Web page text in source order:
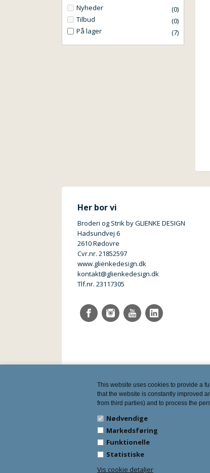
This website uses cookies to provide a
that the website is constantly improved
from third parties) and to process the
Nødvendige
Markedsføring
Funktionelle
Statistiske
Vis cookie detaljer
Nyheder
(0)
Tilbud
(0)
På lager
(7)
Her bor vi
Broderi og Strik by GLIENKE DESIGN
Hadsundvej 6
2610 Rødovre
Cvr.nr. 21852597
www.glienkedesign.dk
kontakt@glienkedesign.dk
Tlf.nr. 23117305